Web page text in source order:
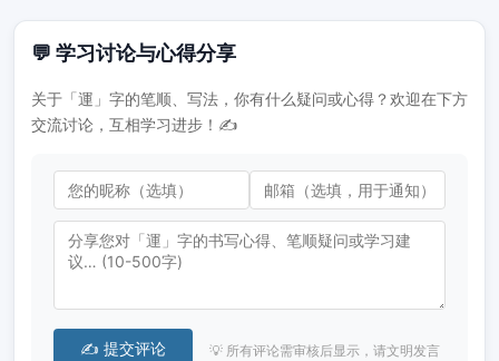
💬 学习讨论与心得分享
关于「運」字的笔顺、写法，你有什么疑问或心得？欢迎在下方
交流讨论，互相学习进步！✍️
✍️ 提交评论 💡 所有评论需审核后显示，请文明发言